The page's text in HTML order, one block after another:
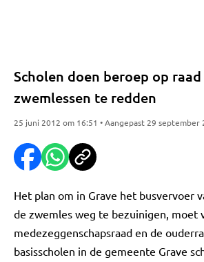
Scholen doen beroep op
zwemlessen te redden
25 juni 2012 om 16:51 • Aangepast 29 september
Het plan om in Grave het busvervoer
de zwemles weg te bezuinigen, moet
medezeggenschapsraad en de
basisscholen in de gemeente Grave